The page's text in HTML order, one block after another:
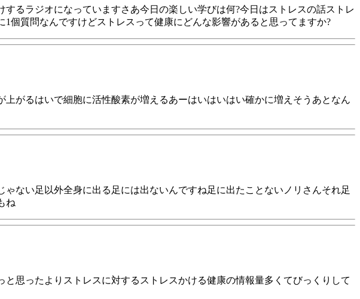
るラジオになっていますさあ今日の楽しい学びは何?今日はストレスの話ストレ
個質問なんですけどストレスって健康にどんな影響があると思ってますか?
がるはいで細胞に活性酸素が増えるあーはいはいはい確かに増えそうあとなん
ない足以外全身に出る足には出ないんですね足に出たことないノリさんそれ足
ね
思ったよりストレスに対するストレスかける健康の情報量多くてびっくりして